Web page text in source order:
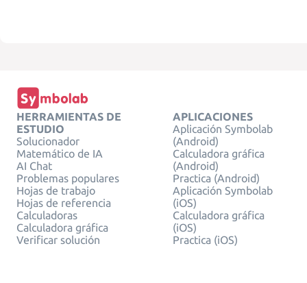
HERRAMIENTAS DE
ESTUDIO
Solucionador
Matemático de IA
AI Chat
Problemas populares
Hojas de trabajo
Hojas de referencia
Calculadoras
Calculadora gráfica
Verificar solución
APLICACIONES
Aplicación Symbolab
(Android)
Calculadora gráfica
(Android)
Practica (Android)
Aplicación Symbolab
(iOS)
Calculadora gráfica
(iOS)
Practica (iOS)